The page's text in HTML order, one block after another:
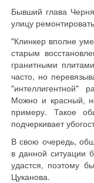
Бывший глава
улицу
"Клинкер вполне
старым
гранитными
часто, но
"интеллигентной"
Можно и красный,
примеру. Такое
подчеркивает
В свою очередь,
в данной ситуации
удастся, поэтому
Цуканова.